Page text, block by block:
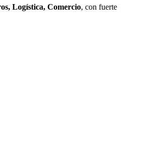
Logística, Comercio, con fuerte